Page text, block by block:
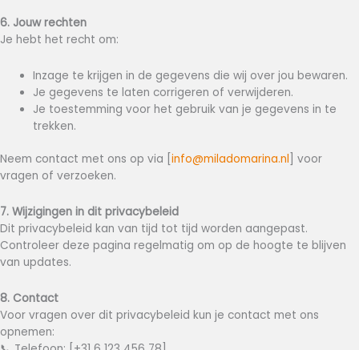
6. Jouw rechten
Je hebt het recht om:
Inzage te krijgen in de gegevens die wij over jou bewaren.
Je gegevens te laten corrigeren of verwijderen.
Je toestemming voor het gebruik van je gegevens in te
trekken.
Neem contact met ons op via [ info@miladomarina.nl ] voor
vragen of verzoeken.
7. Wijzigingen in dit privacybeleid
Dit privacybeleid kan van tijd tot tijd worden aangepast.
Controleer deze pagina regelmatig om op de hoogte te blijven
van updates.
8. Contact
Voor vragen over dit privacybeleid kun je contact met ons
opnemen: